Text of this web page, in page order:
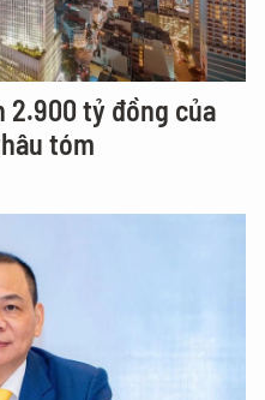
2.900 tỷ đồng của
tóm